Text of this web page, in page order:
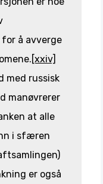
å avverge
[xxiv]
med russisk
manøvrerer
at alle
i sfæren
er også